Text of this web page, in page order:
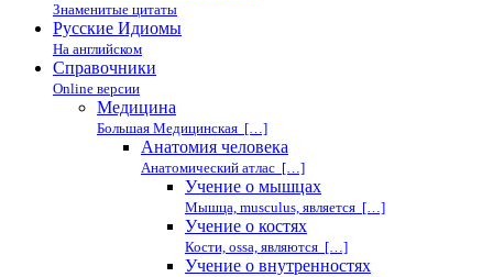
Знаменитые цитаты
Русские Идиомы
На английском
Справочники
Online версии
Медицина
Большая Медицинская […]
Анатомия человека
Анатомический атлас […]
Учение о мышцах
Мышца, musculus, является […]
Учение о костях
Кости, ossa, являются […]
Учение о внутренностях